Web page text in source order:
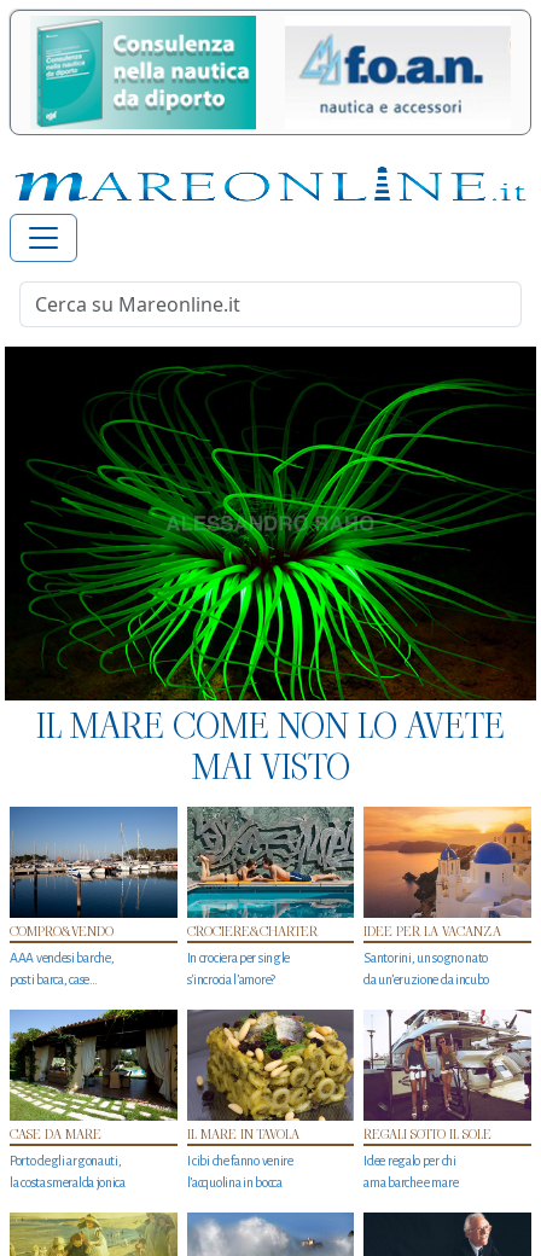
IL MARE COME NON LO AVETE
MAI VISTO
COMPRO&VENDO
AAA vendesi barche,
posti barca, case…
CROCIERE&CHARTER
In crociera per single
s'incrocia l’amore?
IDEE PER LA VACANZA
Santorini, un sogno nato
da un’eruzione da incubo
CASE DA MARE
Porto degli argonauti,
la costa smeralda jonica
IL MARE IN TAVOLA
I cibi che fanno venire
l’acquolina in bocca
REGALI SOTTO IL SOLE
Idee regalo per chi
ama barche e mare